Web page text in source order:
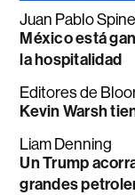
Juan Pablo
México está
la hospitalidad
Editores de
Kevin Warsh
Liam Denning
Un Trump
grandes